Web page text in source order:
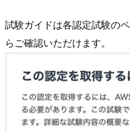
試験ガイドは各認定試験の
らご確認いただけます。